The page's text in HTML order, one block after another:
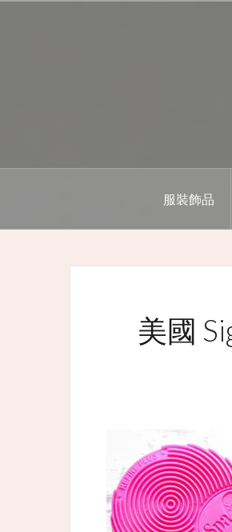
服裝飾品
美國